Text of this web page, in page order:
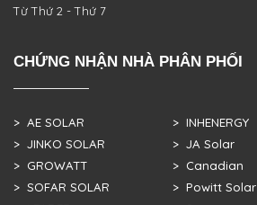
Từ Thứ 2 - Thứ 7
CHỨNG NHẬN NHÀ PHÂN PHỐI
> AE SOLAR
> JINKO SOLAR
> GROWATT
> SOFAR SOLAR
> INHENERGY
> JA Solar
> Canadian
> Powitt Solar